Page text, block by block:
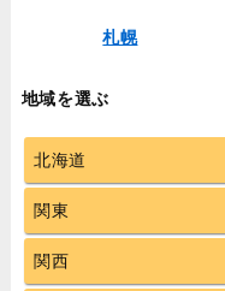
札幌
地域を選ぶ
北海道
関東
関西